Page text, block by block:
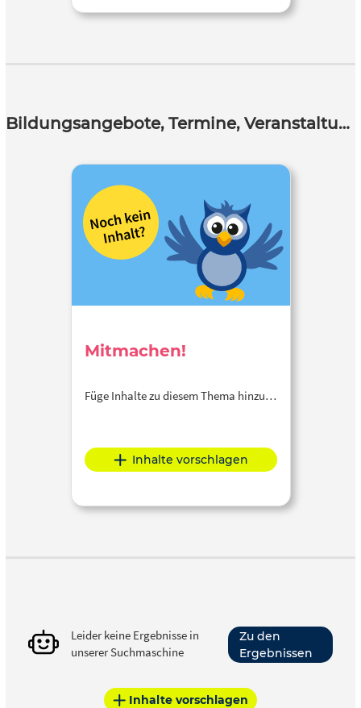
Bildungsangebote, Termine, Veranstaltungen
Mitmachen!
Füge Inhalte zu diesem Thema hinzu…
Inhalte vorschlagen
Leider keine Ergebnisse in
unserer Suchmaschine
Zu den
Ergebnissen
Inhalte vorschlagen